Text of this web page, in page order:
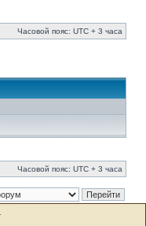
Часовой пояс: UTC + 3 часа
Часовой пояс: UTC + 3 часа